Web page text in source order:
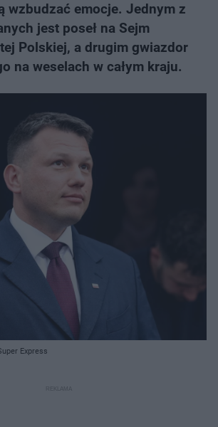
wzbudzać emocje. Jednym z
jest poseł na Sejm
Polskiej, a drugim gwiazdor
na weselach w całym kraju.
Express